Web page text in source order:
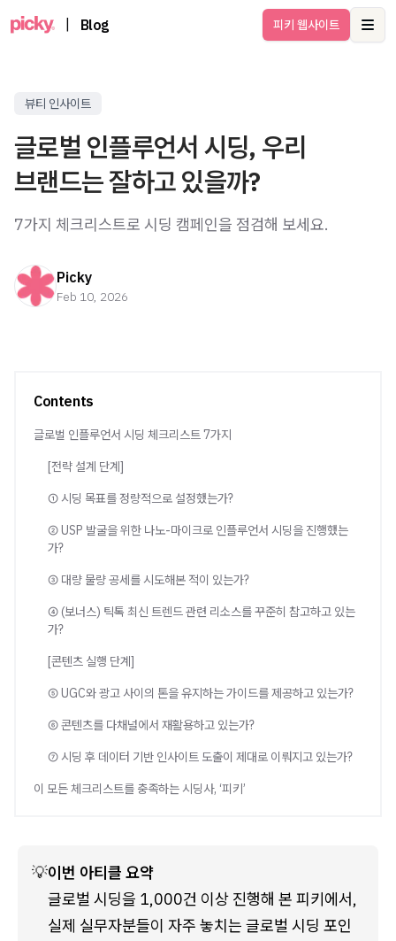
Blog 피키 웹사이트
뷰티 인사이트
글로벌 인플루언서 시딩, 우리
브랜드는 잘하고 있을까?
7가지 체크리스트로 시딩 캠페인을 점검해 보세요.
Picky
Feb 10, 2026
Contents
글로벌 인플루언서 시딩 체크리스트 7가지
[전략 설계 단계]
① 시딩 목표를 정량적으로 설정했는가?
② USP 발굴을 위한 나노-마이크로 인플루언서 시딩을 진행했는
가?
③ 대량 물량 공세를 시도해본 적이 있는가?
④ (보너스) 틱톡 최신 트렌드 관련 리소스를 꾸준히 참고하고 있는
가?
[콘텐츠 실행 단계]
⑤ UGC와 광고 사이의 톤을 유지하는 가이드를 제공하고 있는가?
⑥ 콘텐츠를 다채널에서 재활용하고 있는가?
⑦ 시딩 후 데이터 기반 인사이트 도출이 제대로 이뤄지고 있는가?
이 모든 체크리스트를 충족하는 시딩사, ‘피키’
💡이번 아티클 요약
글로벌 시딩을 1,000건 이상 진행해 본 피키에서,
실제 실무자분들이 자주 놓치는 글로벌 시딩 포인